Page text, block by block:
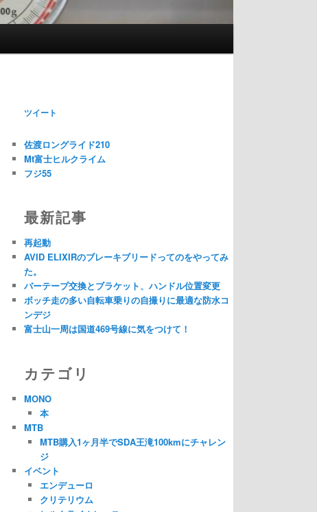
ツイート
佐渡ロングライド210
Mt富士ヒルクライム
フジ55
最新記事
再起動
AVID ELIXIRのブレーキブリードってのをやってみ
た。
バーテープ交換とブラケット、ハンドル位置変更
ボッチ走の多い自転車乗りの自撮りに最適な防水コ
ンデジ
富士山一周は国道469号線に気をつけて！
カテゴリ
MONO
本
MTB
MTB購入1ヶ月半でSDA王滝100kmにチャレン
ジ
イベント
エンデューロ
クリテリウム